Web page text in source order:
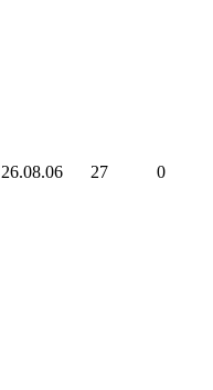
26.08.06 27 0